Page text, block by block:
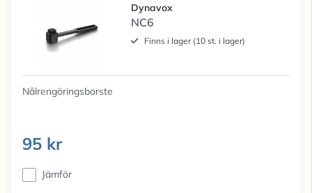
Dynavox
NC6
Finns i lager (10 st. i lager)
Nålrengöringsborste
95 kr
Jämför